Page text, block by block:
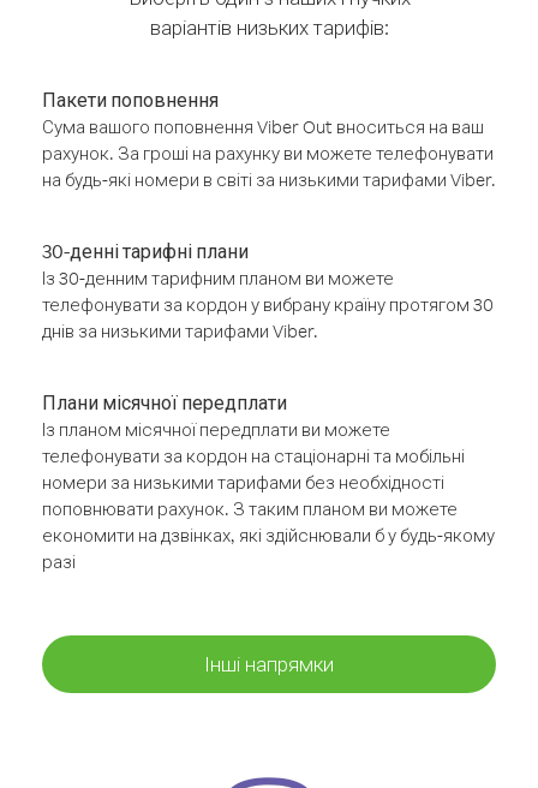
варіантів низьких тарифів:
Пакети поповнення
Сума вашого поповнення Viber Out вноситься на ваш
рахунок. За гроші на рахунку ви можете телефонувати
на будь-які номери в світі за низькими тарифами Viber.
30-денні тарифні плани
Із 30-денним тарифним планом ви можете
телефонувати за кордон у вибрану країну протягом 30
днів за низькими тарифами Viber.
Плани місячної передплати
Із планом місячної передплати ви можете
телефонувати за кордон на стаціонарні та мобільні
номери за низькими тарифами без необхідності
поповнювати рахунок. З таким планом ви можете
економити на дзвінках, які здійснювали б у будь-якому
разі
Інші напрямки